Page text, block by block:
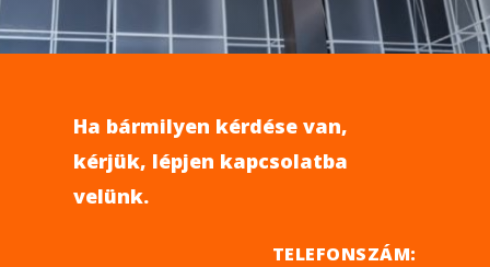
Ha bármilyen kérdése van,
kérjük, lépjen kapcsolatba
velünk.
TELEFONSZÁM: